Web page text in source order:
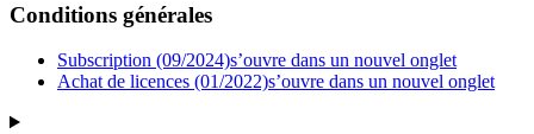
Conditions générales
Subscription (09/2024)s’ouvre dans un nouvel onglet
Achat de licences (01/2022)s’ouvre dans un nouvel onglet